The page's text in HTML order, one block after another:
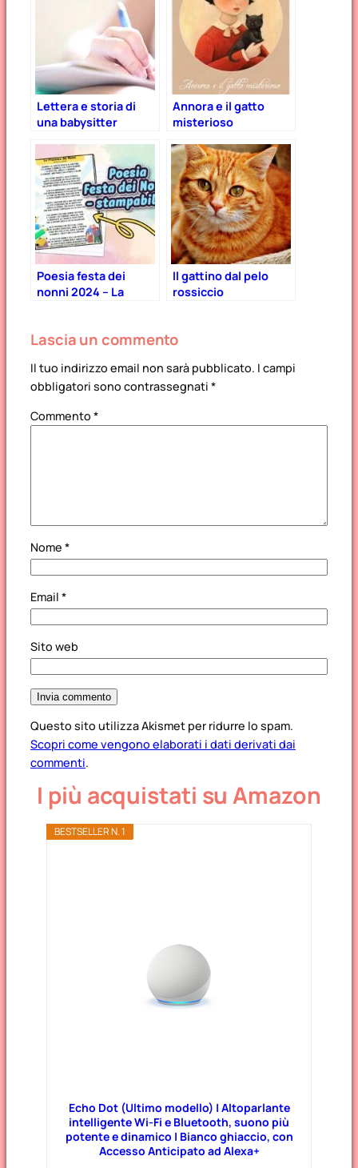
Lettera e storia di
una babysitter
Annora e il gatto
misterioso
Poesia festa dei
nonni 2024 – La
Il gattino dal pelo
rossiccio
Lascia un commento
Il tuo indirizzo email non sarà pubblicato. I campi
obbligatori sono contrassegnati *
Commento *
Nome *
Email *
Sito web
Questo sito utilizza Akismet per ridurre lo spam.
Scopri come vengono elaborati i dati derivati dai
commenti.
I più acquistati su Amazon
BESTSELLER N. 1
Echo Dot (Ultimo modello) | Altoparlante
intelligente Wi-Fi e Bluetooth, suono più
potente e dinamico | Bianco ghiaccio, con
Accesso Anticipato ad Alexa+